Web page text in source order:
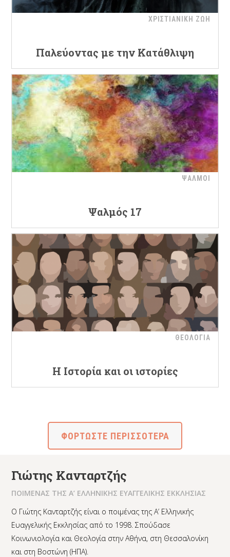
ΧΡΙΣΤΙΑΝΙΚΗ ΖΩΗ
Παλεύοντας με την Κατάθλιψη
ΨΑΛΜΟΙ
Ψαλμός 17
ΘΕΟΛΟΓΙΑ
Η Ιστορία και οι ιστορίες
ΦΟΡΤΩΣΤΕ ΠΕΡΙΣΣΟΤΕΡΑ
Γιώτης Κανταρτζής
ΠΟΙΜΕΝΑΣ ΤΗΣ Α’ ΕΛΛΗΝΙΚΗΣ ΕΥΑΓΓΕΛΙΚΗΣ ΕΚΚΛΗΣΙΑΣ
Ο Γιώτης Κανταρτζής είναι ο ποιμένας της Α’ Ελληνικής
Ευαγγελικής Εκκλησίας από το 1998. Σπούδασε
Κοινωνιολογία και Θεολογία στην Αθήνα, στη Θεσσαλονίκη
και στη Βοστώνη (ΗΠΑ).